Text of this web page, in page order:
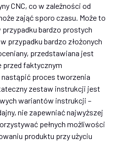
CNC, co w zależności od
zająć sporo czasu. Może to
bardzo prostych
przypadku bardzo złożonych
przedstawiana jest
przed faktycznym
proces tworzenia
zestaw instrukcji jest
wariantów instrukcji –
nie zapewniać najwyższej
pełnych możliwości
produktu przy użyciu